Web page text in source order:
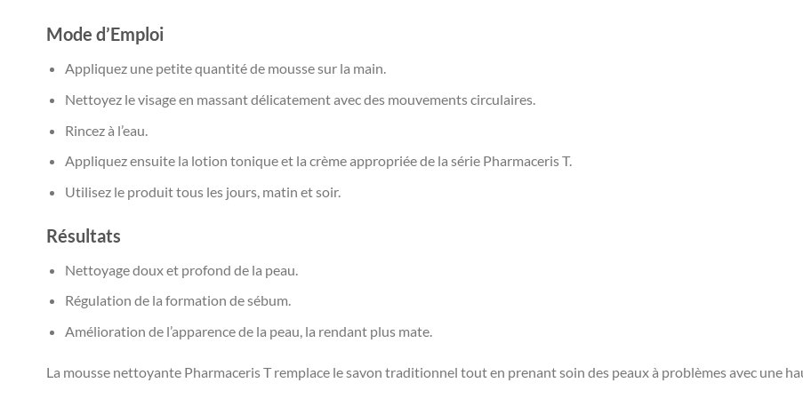
Mode d’Emploi
Appliquez une petite quantité de mousse sur la main.
Nettoyez le visage en massant délicatement avec des mouvements circulaires.
Rincez à l’eau.
Appliquez ensuite la lotion tonique et la crème appropriée de la série Pharmaceris T.
Utilisez le produit tous les jours, matin et soir.
Résultats
Nettoyage doux et profond de la peau.
Régulation de la formation de sébum.
Amélioration de l’apparence de la peau, la rendant plus mate.
La mousse nettoyante Pharmaceris T remplace le savon traditionnel tout en prenant soin des peaux à problèmes avec une